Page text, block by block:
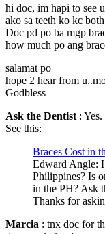
hi doc, im hapi to see
ako sa teeth ko kc
Doc pd po ba mgp
how much po ang
salamat po
hope 2 hear from
Godbless
Ask the Dentist: Yes.
See this:
Braces Cost in
Edward Angle:
Philippines? Is
in the PH? Ask
Thanks for
Marcia : tnx doc for